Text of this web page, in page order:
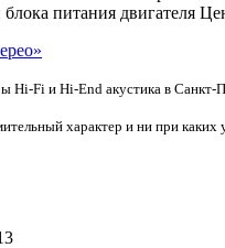
питания двигателя
Hi-Fi и Hi-End акустика в Санкт-
характер и ни при